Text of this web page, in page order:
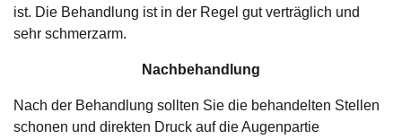
ist. Die Behandlung ist in der Regel gut verträglich und
sehr schmerzarm.
Nachbehandlung
Nach der Behandlung sollten Sie die behandelten Stellen
schonen und direkten Druck auf die Augenpartie